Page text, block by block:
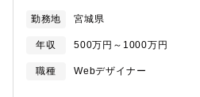
シュボードの運用、改修支援・新規
構築・ダッシュボードの要件定義/設
計/作成作業・データ抽出/加工/クレ
基にしたデータ利活用推進BIツール
勤務地 宮城県
年収 500万円～1000万円
職種
Webデザイナー